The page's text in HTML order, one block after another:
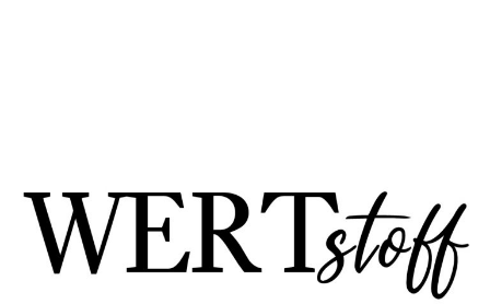
Unterwegs und auf Reisen
Upcycling
DAS braucht kein Mensch